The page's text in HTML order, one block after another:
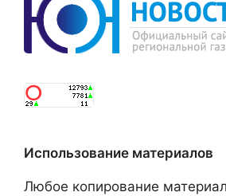
Использование материалов
Любое копирование